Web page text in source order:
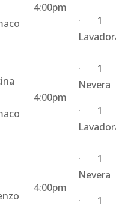
4:00pm
· 1
4:00pm
· 1
Nevera
· 1
4:00pm
· 1
Nevera
· 1